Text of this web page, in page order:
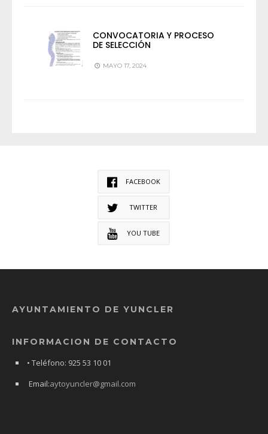
CONVOCATORIA Y PROCESO
DE SELECCIÓN
MAYO 17, 2024
FACEBOOK
TWITTER
YOU TUBE
AYUNTAMIENTO DE YUNCLER
INFORMACION DE CONTACTO
• Teléfono: 925 53 10 01
Email:aytoyuncler@gmail.com